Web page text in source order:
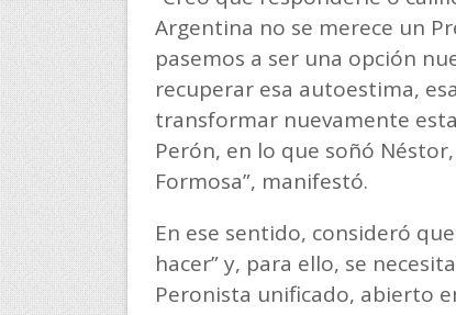
Argentina no se merece un
pasemos a ser una opción
recuperar esa autoestima,
transformar nuevamente
Perón, en lo que soñó
Formosa”, manifestó.
En ese sentido, consideró
hacer” y, para ello, se
Peronista unificado, abierto